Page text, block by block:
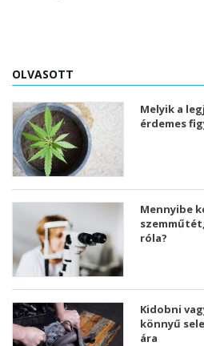
OLVASOTT
Melyik a
érdemes
Mennyibe
róla?
Kidobni
könnyű
ára